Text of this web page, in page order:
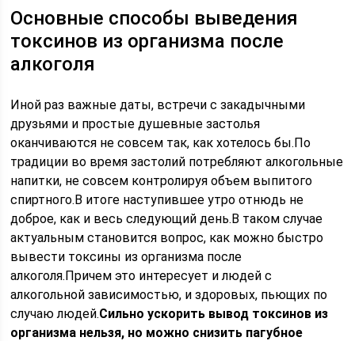
Основные способы выведения
токсинов из организма после
алкоголя
Иной раз важные даты, встречи с закадычными
друзьями и простые душевные застолья
оканчиваются не совсем так, как хотелось бы.По
традиции во время застолий потребляют алкогольные
напитки, не совсем контролируя объем выпитого
спиртного.В итоге наступившее утро отнюдь не
доброе, как и весь следующий день.В таком случае
актуальным становится вопрос, как можно быстро
вывести токсины из организма после
алкоголя.Причем это интересует и людей с
алкогольной зависимостью, и здоровых, пьющих по
случаю людей.Сильно ускорить вывод токсинов из
организма нельзя, но можно снизить пагубное